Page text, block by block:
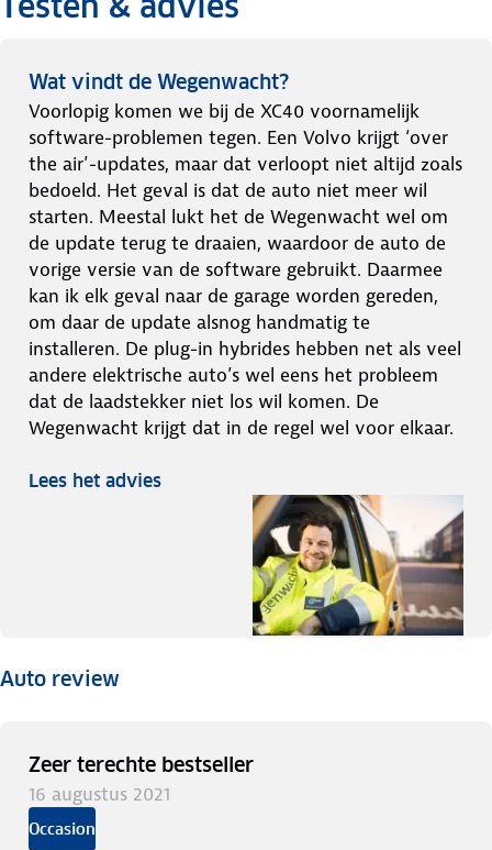
Wat vindt de Wegenwacht?
Voorlopig komen we bij de XC40 voornamelijk
software-problemen tegen. Een Volvo krijgt ‘over
the air’-updates, maar dat verloopt niet altijd zoals
bedoeld. Het geval is dat de auto niet meer wil
starten. Meestal lukt het de Wegenwacht wel om
de update terug te draaien, waardoor de auto de
vorige versie van de software gebruikt. Daarmee
kan ik elk geval naar de garage worden gereden,
om daar de update alsnog handmatig te
installeren. De plug-in hybrides hebben net als veel
andere elektrische auto’s wel eens het probleem
dat de laadstekker niet los wil komen. De
Wegenwacht krijgt dat in de regel wel voor elkaar.
Lees het advies
Auto review
Zeer terechte bestseller
16 augustus 2021
Occasion